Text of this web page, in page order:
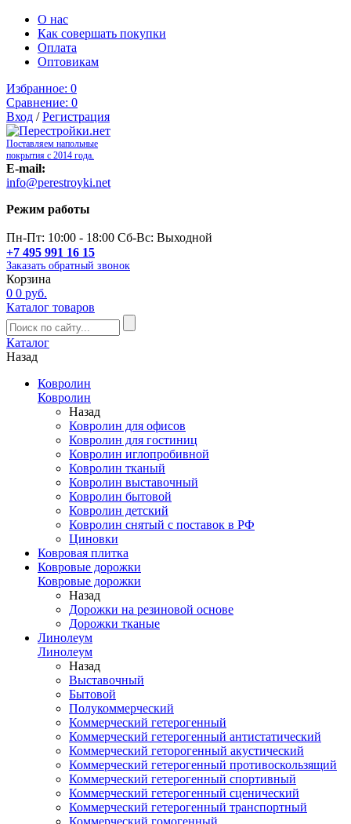
О нас
Как совершать покупки
Оплата
Оптовикам
Избранное: 0
Сравнение: 0
Вход /Регистрация
Поставляем напольные
покрытия с 2014 года.
E-mail:
info@perestroyki.net
Режим работы
Пн-Пт: 10:00 - 18:00 Сб-Вс: Выходной
+7 495 991 16 15
Заказать обратный звонок
Корзина
0 0 руб.
Каталог товаров
Каталог
Назад
Ковролин
Ковролин
Назад
Ковролин для офисов
Ковролин для гостиниц
Ковролин иглопробивной
Ковролин тканый
Ковролин выставочный
Ковролин бытовой
Ковролин детский
Ковролин снятый с поставок в РФ
Циновки
Ковровая плитка
Ковровые дорожки
Ковровые дорожки
Назад
Дорожки на резиновой основе
Дорожки тканые
Линолеум
Линолеум
Назад
Выставочный
Бытовой
Полукоммерческий
Коммерческий гетерогенный
Коммерческий гетерогенный антистатический
Коммерческий геторогенный акустический
Коммерческий гетерогенный противоскользящий
Коммерческий гетерогенный спортивный
Коммерческий гетерогенный сценический
Коммерческий гетерогенный транспортный
Коммерческий гомогенный